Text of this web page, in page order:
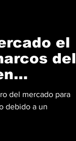
el
del
del mercado para
debido a un